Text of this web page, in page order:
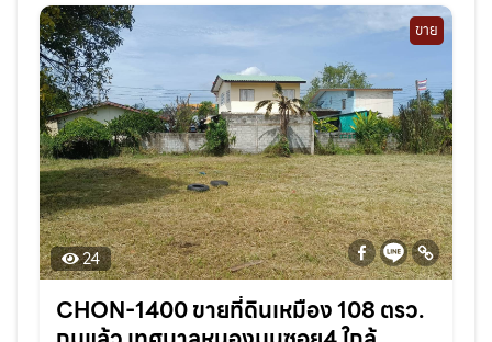
ขาย
24
CHON-1400 ขายที่ดินเหมือง 108 ตรว.